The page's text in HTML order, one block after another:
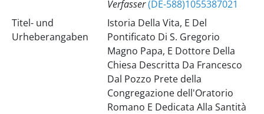
Verfasser(DE-588)1055387021
Titel- und
Urheberangaben
Istoria Della Vita, E Del
Pontificato Di S. Gregorio
Magno Papa, E Dottore Della
Chiesa Descritta Da Francesco
Dal Pozzo Prete della
Congregazione dell'Oratorio
Romano E Dedicata Alla Santità